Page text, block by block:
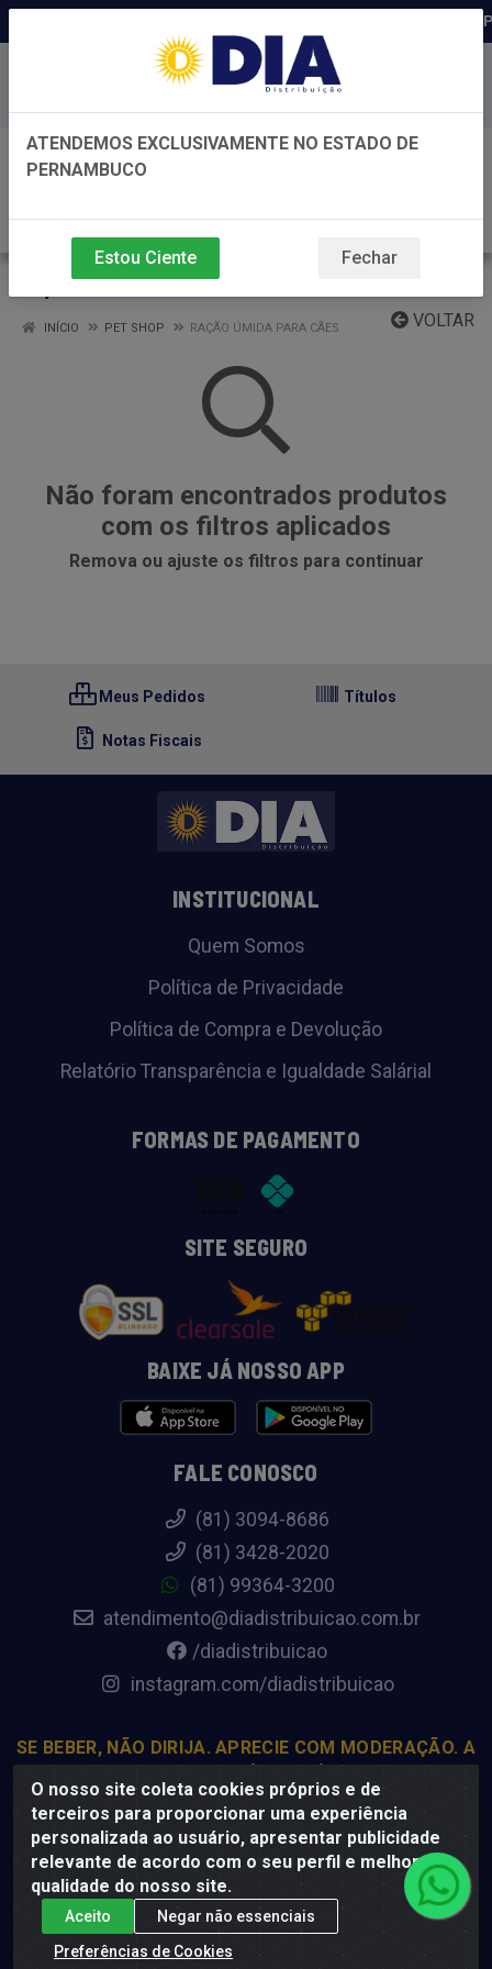
Distribuidora há 22 anos em
Baixe já nosso APP
VOLTAR
INÍCIO PET SHOP RAÇÃO ÚMIDA PARA CÃES
Não foram encontrados produtos
com os filtros aplicados
Remova ou ajuste os filtros para continuar
O nosso site coleta cookies próprios e de
terceiros para proporcionar uma experiência
personalizada ao usuário, apresentar publicidade
relevante de acordo com o seu perfil e melhorar a
qualidade do nosso site.
Aceito
Negar não essenciais
Preferências de Cookies
Meus Pedidos Títulos
Notas Fiscais
ATENDEMOS EXCLUSIVAMENTE NO ESTADO DE
PERNAMBUCO
Estou Ciente Fechar
INSTITUCIONAL
Quem Somos
Política de Privacidade
Política de Compra e Devolução
Relatório Transparência e Igualdade Salárial
FORMAS DE PAGAMENTO
SITE SEGURO
BAIXE JÁ NOSSO APP
FALE CONOSCO
(81) 3094-8686
(81) 3428-2020
(81) 99364-3200
atendimento@diadistribuicao.com.br
/diadistribuicao
instagram.com/diadistribuicao
SE BEBER, NÃO DIRIJA. APRECIE COM MODERAÇÃO. A
MENORES DE 18 ANOS.
Dia Distribuição - Rodovia BR-232, 22.5 - Pedreiras, Moreno -
PE, 54800-000 - CNPJ 69.944.973/0001-85